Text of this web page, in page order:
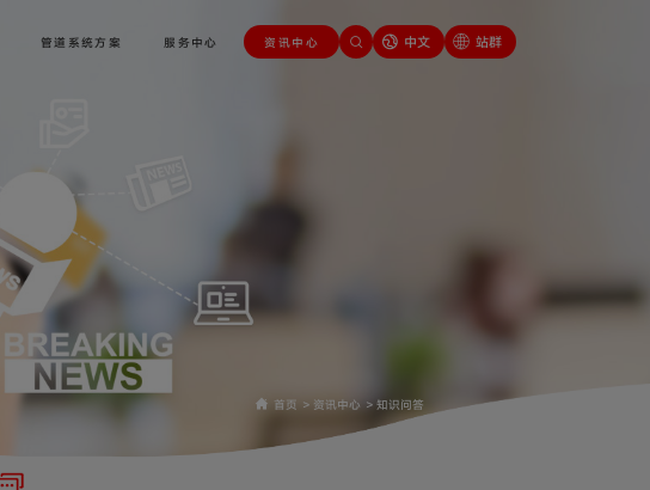
管道系统方案 服务中心 资讯中心 中文 站群
首页 > 资讯中心 > 知识问答